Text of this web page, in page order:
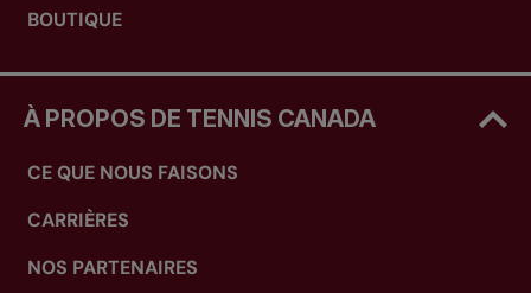
BOUTIQUE
À PROPOS DE TENNIS CANADA
CE QUE NOUS FAISONS
CARRIÈRES
NOS PARTENAIRES